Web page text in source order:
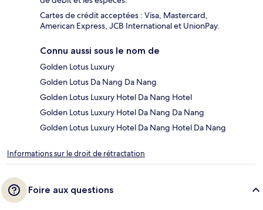
Cartes de crédit acceptées : Visa, Mastercard,
American Express, JCB International et UnionPay.
Connu aussi sous le nom de
Golden Lotus Luxury
Golden Lotus Da Nang Da Nang
Golden Lotus Luxury Hotel Da Nang Hotel
Golden Lotus Luxury Hotel Da Nang Da Nang
Golden Lotus Luxury Hotel Da Nang Hotel Da Nang
Informations sur le droit de rétractation
Foire aux questions